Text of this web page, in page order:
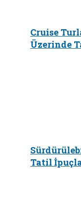
Cruise
Üzerinde
Tatil